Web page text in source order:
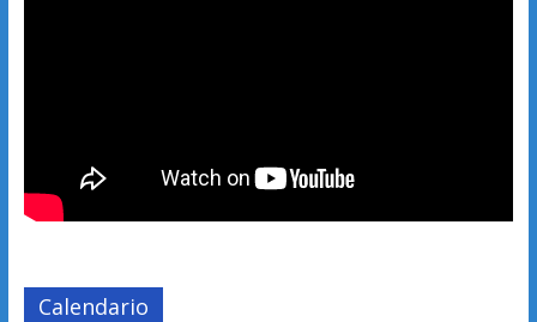
Calendario